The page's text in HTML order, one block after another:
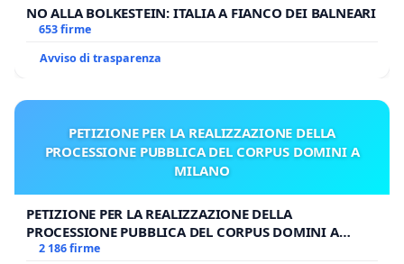
NO ALLA BOLKESTEIN: ITALIA A FIANCO DEI BALNEARI
653 firme
Avviso di trasparenza
PETIZIONE PER LA REALIZZAZIONE DELLA
PROCESSIONE PUBBLICA DEL CORPUS DOMINI A
MILANO
PETIZIONE PER LA REALIZZAZIONE DELLA
PROCESSIONE PUBBLICA DEL CORPUS DOMINI A
MILANO
2 186 firme